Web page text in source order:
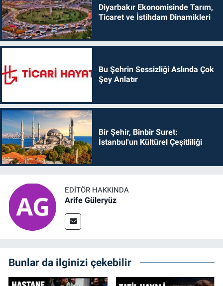
Diyarbakır Ekonomisinde Tarım,
Ticaret ve İstihdam Dinamikleri
Bu Şehrin Sessizliği Aslında Çok
Şey Anlatır
Bir Şehir, Binbir Suret:
İstanbul'un Kültürel Çeşitliliği
EDITÖR HAKKINDA
Arife Güleryüz
Bunlar da ilginizi çekebilir